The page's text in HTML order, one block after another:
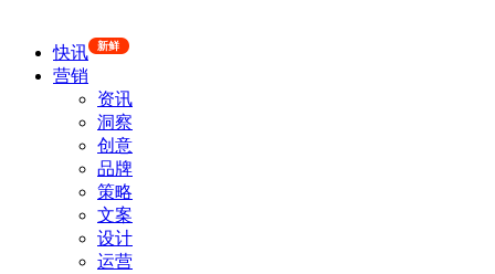
快讯 新鲜
营销
资讯
洞察
创意
品牌
策略
文案
设计
运营